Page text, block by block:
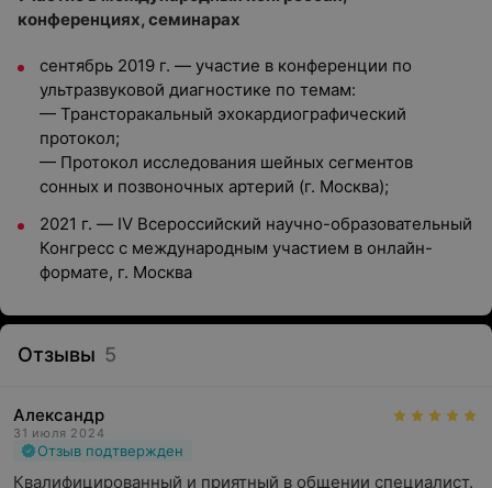
конференциях, семинарах
сентябрь 2019 г. — участие в конференции по
ультразвуковой диагностике по темам:
— Трансторакальный эхокардиографический
протокол;
— Протокол исследования шейных сегментов
сонных и позвоночных артерий (г. Москва);
2021 г. — IV Всероссийский научно-образовательный
Конгресс с международным участием в онлайн-
формате, г. Москва
Отзывы 5
Александр
31 июля 2024
Отзыв подтвержден
Квалифицированный и приятный в общении специалист.